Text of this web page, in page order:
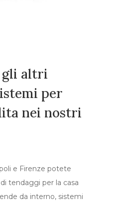
gli altri
per
nei nostri
e Firenze potete
tendaggi per la casa
da interno, sistemi